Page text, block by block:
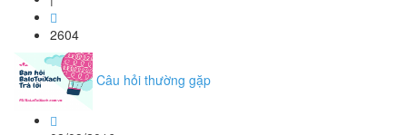
2604
Câu hỏi thường gặp